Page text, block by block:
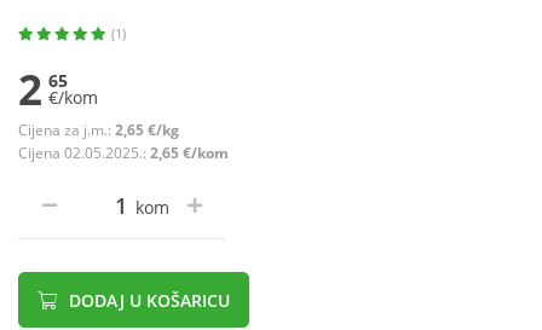
(1)
2 65
€/kom
Cijena za j.m.: 2,65 €/kg
Cijena 02.05.2025.: 2,65 €/kom
kom
DODAJ U KOŠARICU